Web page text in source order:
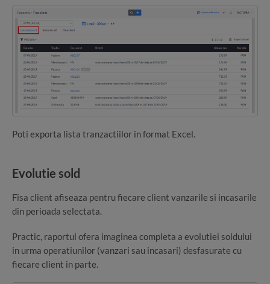
Poti exporta lista tranzactiilor in format Excel.
Evolutie sold
Fisa client afiseaza pentru fiecare client vanzarile si incasarile
din perioada selectata.
Practic, raportul ofera imaginea completa a evolutiei soldului
in urma operatiunilor (vanzari sau incasari) desfasurate cu
fiecare client in parte.